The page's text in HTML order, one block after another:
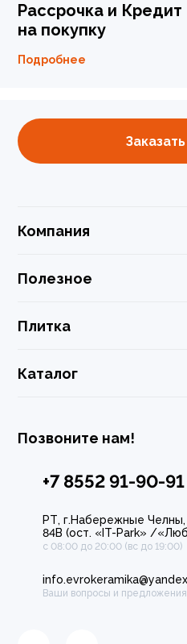
Рассрочка и Кредит
на покупку
Подробнее
Компания
Полезное
Плитка
Каталог
Позвоните нам!
+7 8552 91-90-91
РТ, г.Набережные
84В (ост. «IT-Park» /
с 08:00 до 20:00 (вс до 19:00)
Ваши вопросы и предложения